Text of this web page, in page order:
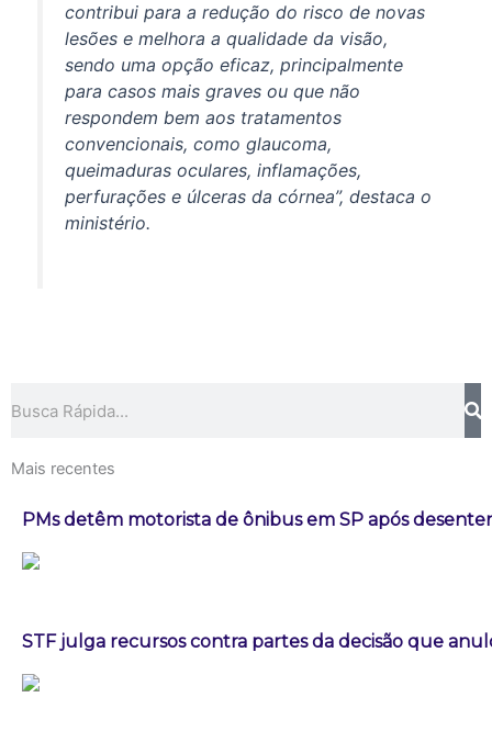
contribui para a redução do risco de novas
lesões e melhora a qualidade da visão,
sendo uma opção eficaz, principalmente
para casos mais graves ou que não
respondem bem aos tratamentos
convencionais, como glaucoma,
queimaduras oculares, inflamações,
perfurações e úlceras da córnea”, destaca o
ministério.
Mais recentes
PMs detêm motorista de ônibus em SP após
STF julga recursos contra partes da decisão que